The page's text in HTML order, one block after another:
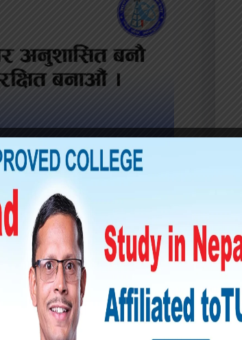
बचाउने अभियान
आयोजना गरेको छ । र
गुप्ताले बताउनु भयो ।